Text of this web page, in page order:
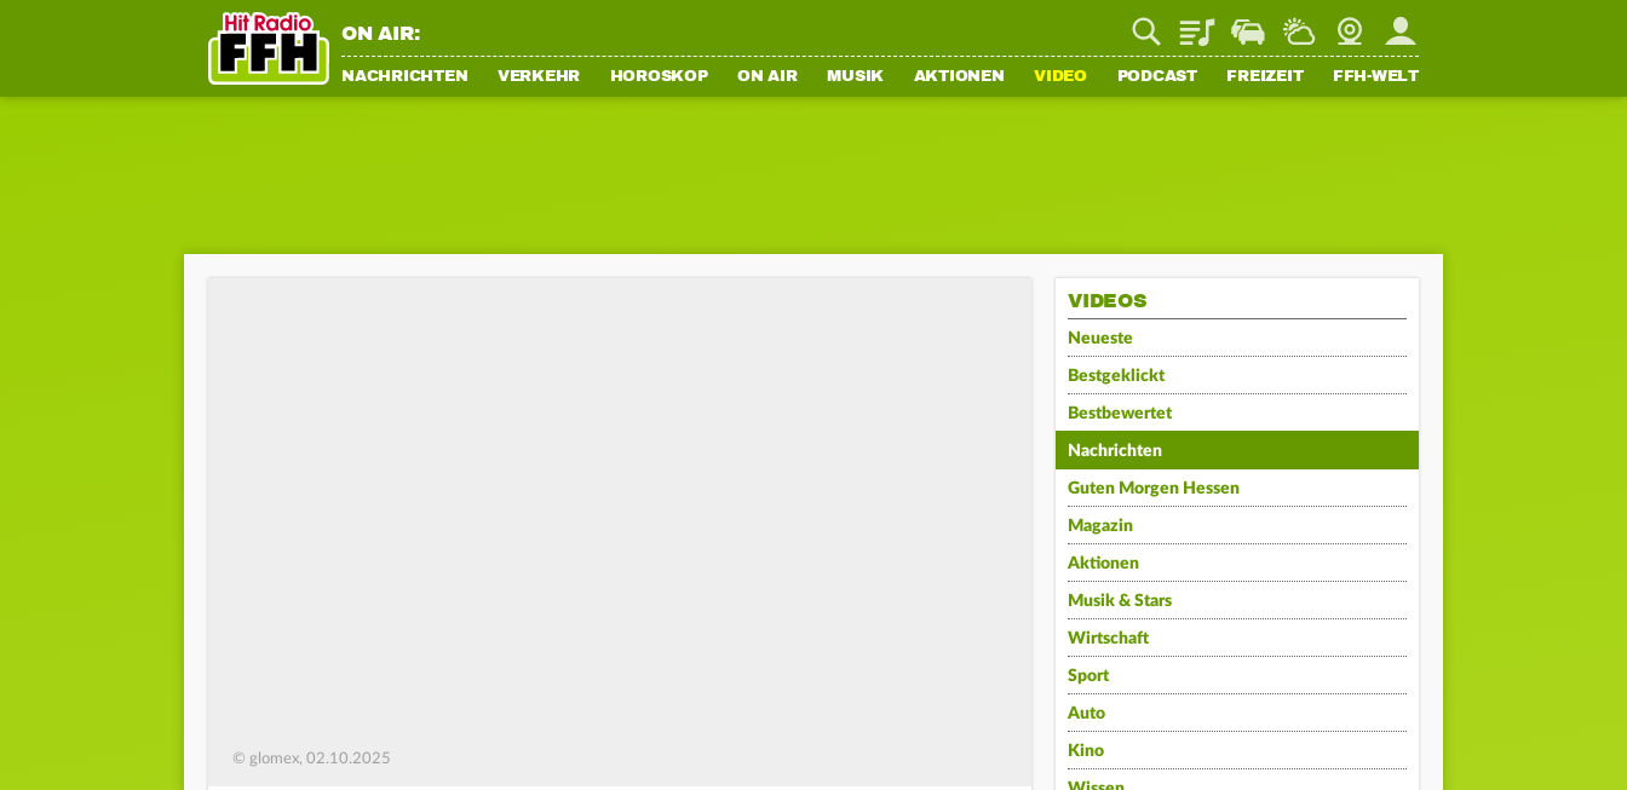
ON AIR: PlaylistStaupilotWetterWebcamMein FFH
NACHRICHTEN VERKEHR HOROSKOP ON AIR MUSIK AKTIONEN VIDEO PODCAST FREIZEIT FFH-WELT
© glomex, 02.10.2025
VIDEOS
Neueste
Bestgeklickt
Bestbewertet
Nachrichten
Guten Morgen Hessen
Magazin
Aktionen
Musik & Stars
Wirtschaft
Sport
Auto
Kino